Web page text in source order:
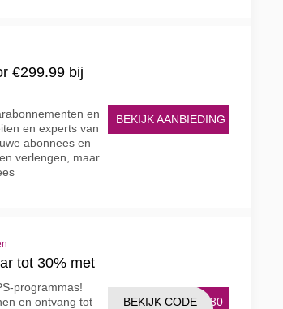
€299.99 bij
en
en experts van
abonnees en
verlengen, maar
BEKIJK AANBIEDING
tot 30% met
programmas!
en ontvang tot
AY30
BEKIJK CODE